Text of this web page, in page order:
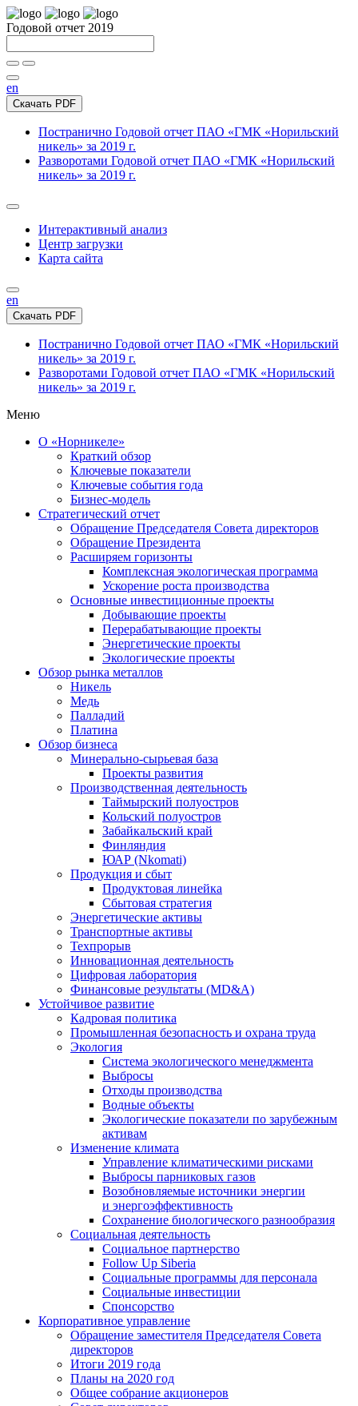
Годовой отчет 2019
en
Скачать PDF
Постранично Годовой отчет ПАО «ГМК «Норильский
никель» за 2019 г.
Разворотами Годовой отчет ПАО «ГМК «Норильский
никель» за 2019 г.
Интерактивный анализ
Центр загрузки
Карта сайта
en
Скачать PDF
Постранично Годовой отчет ПАО «ГМК «Норильский
никель» за 2019 г.
Разворотами Годовой отчет ПАО «ГМК «Норильский
никель» за 2019 г.
Меню
О «Норникеле»
Краткий обзор
Ключевые показатели
Ключевые события года
Бизнес-модель
Стратегический отчет
Обращение Председателя Совета директоров
Обращение Президента
Расширяем горизонты
Комплексная экологическая программа
Ускорение роста производства
Основные инвестиционные проекты
Добывающие проекты
Перерабатывающие проекты
Энергетические проекты
Экологические проекты
Обзор рынка металлов
Никель
Медь
Палладий
Платина
Обзор бизнеса
Минерально-сырьевая база
Проекты развития
Производственная деятельность
Таймырский полуостров
Кольский полуостров
Забайкальский край
Финляндия
ЮАР (Nkomati)
Продукция и сбыт
Продуктовая линейка
Сбытовая стратегия
Энергетические активы
Транспортные активы
Техпрорыв
Инновационная деятельность
Цифровая лаборатория
Финансовые результаты (MD&A)
Устойчивое развитие
Кадровая политика
Промышленная безопасность и охрана труда
Экология
Система экологического менеджмента
Выбросы
Отходы производства
Водные объекты
Экологические показатели по зарубежным
активам
Изменение климата
Управление климатическими рисками
Выбросы парниковых газов
Возобновляемые источники энергии
и энергоэффективность
Сохранение биологического разнообразия
Социальная деятельность
Социальное партнерство
Follow Up Siberia
Социальные программы для персонала
Социальные инвестиции
Спонсорство
Корпоративное управление
Обращение заместителя Председателя Совета
директоров
Итоги 2019 года
Планы на 2020 год
Общее собрание акционеров